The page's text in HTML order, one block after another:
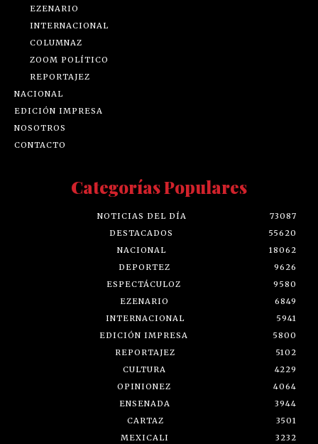
EZENARIO
INTERNACIONAL
COLUMNAZ
ZOOM POLÍTICO
REPORTAJEZ
NACIONAL
EDICIÓN IMPRESA
NOSOTROS
CONTACTO
Categorías Populares
NOTICIAS DEL DÍA
73087
DESTACADOS
55620
NACIONAL
18062
DEPORTEZ
9626
ESPECTÁCULOZ
9580
EZENARIO
6849
INTERNACIONAL
5941
EDICIÓN IMPRESA
5800
REPORTAJEZ
5102
CULTURA
4229
OPINIONEZ
4064
ENSENADA
3944
CARTAZ
3501
MEXICALI
3232